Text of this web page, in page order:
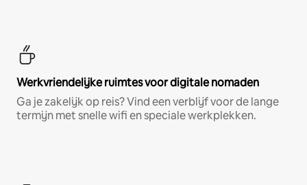
Werkvriendelijke ruimtes voor digitale nomaden
Ga je zakelijk op reis? Vind een verblijf voor de lange
termijn met snelle wifi en speciale werkplekken.